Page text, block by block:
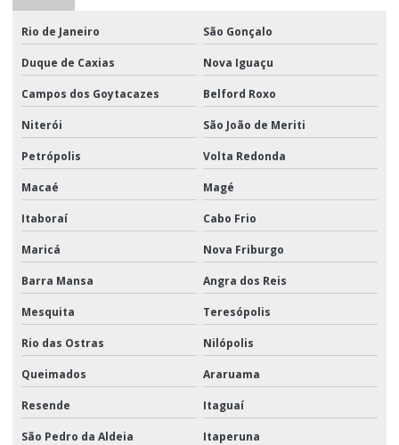
Rio de Janeiro São Gonçalo
Duque de Caxias Nova Iguaçu
Campos dos Goytacazes Belford Roxo
Niterói São João de Meriti
Petrópolis Volta Redonda
Macaé Magé
Itaboraí Cabo Frio
Maricá Nova Friburgo
Barra Mansa Angra dos Reis
Mesquita Teresópolis
Rio das Ostras Nilópolis
Queimados Araruama
Resende Itaguaí
São Pedro da Aldeia Itaperuna